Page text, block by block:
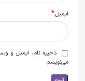
ایمیل*
ذخیره نام، ایمیل و
می‌نویسم.